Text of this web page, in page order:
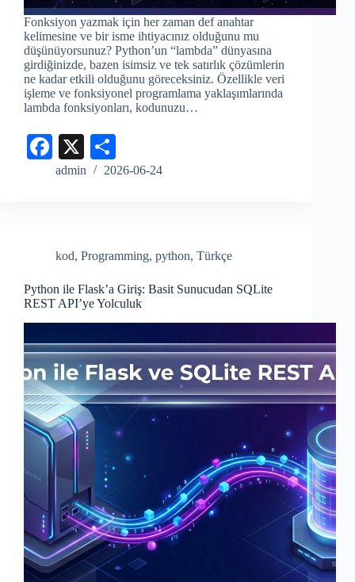
Fonksiyon yazmak için her zaman def anahtar
kelimesine ve bir isme ihtiyacınız olduğunu mu
düşünüyorsunuz? Python’un “lambda” dünyasına
girdiğinizde, bazen isimsiz ve tek satırlık çözümlerin
ne kadar etkili olduğunu göreceksiniz. Özellikle veri
işleme ve fonksiyonel programlama yaklaşımlarında
lambda fonksiyonları, kodunuzu…
Fa
ce
X
ha
admin 2026-06-24
kod, Programming, python, Türkçe
Python ile Flask’a Giriş: Basit Sunucudan SQLite
REST API’ye Yolculuk